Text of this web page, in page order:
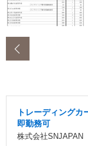
トレーディング
即勤務可
株式会社SNJAPAN